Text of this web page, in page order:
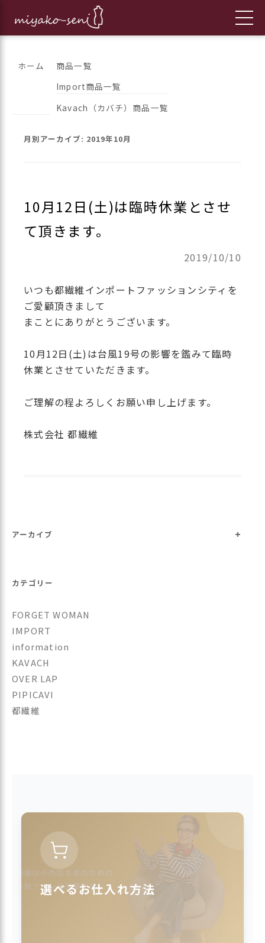
フランス、イタリア、アメリカ
のインポートファッションとオ
都繊維の日々のニュースをお伝えします
ホーム
商品一覧
Import商品一覧
Kavach（カバチ）商品一覧
月別アーカイブ: 2019年10月
10月12日(土)は臨時休業とさせ
て頂きます。
2019/10/10
いつも都繊維インポートファッションシティを
ご愛顧頂きまして
まことにありがとうございます。
10月12日(土)は台風19号の影響を鑑みて臨時
休業とさせていただきます。
ご理解の程よろしくお願い申し上げます。
株式会社 都繊維
アーカイブ +
カテゴリー
FORGET WOMAN
IMPORT
information
KAVACH
OVER LAP
PIPICAVI
都繊維
選べるお仕入れ方法